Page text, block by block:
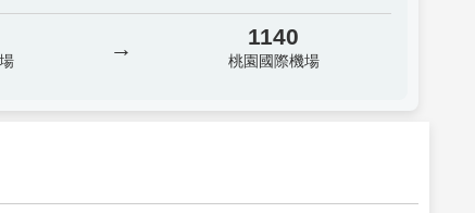
→ 1140
桃園國際機場